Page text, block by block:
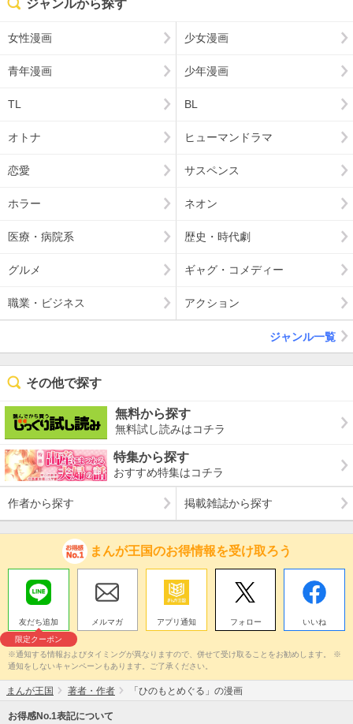
ジャンルから探す
女性漫画 少女漫画
青年漫画 少年漫画
TL BL
オトナ ヒューマンドラマ
恋愛 サスペンス
ホラー ネオン
医療・病院系 歴史・時代劇
グルメ ギャグ・コメディー
職業・ビジネス アクション
ジャンル一覧
その他で探す
無料から探す
無料試し読みはコチラ
特集から探す
おすすめ特集はコチラ
作者から探す 掲載雑誌から探す
まんが王国のお得情報を受け取ろう
友だち追加
限定クーポン
メルマガ アプリ通知 フォロー いいね
※通知する情報およびタイミングが異なりますので、併せて受け取ることをお勧めします。 ※
通知をしないキャンペーンもあります。ご了承ください。
まんが王国 著者・作者 「ひのもとめぐる」の漫画
お得感No.1表記について